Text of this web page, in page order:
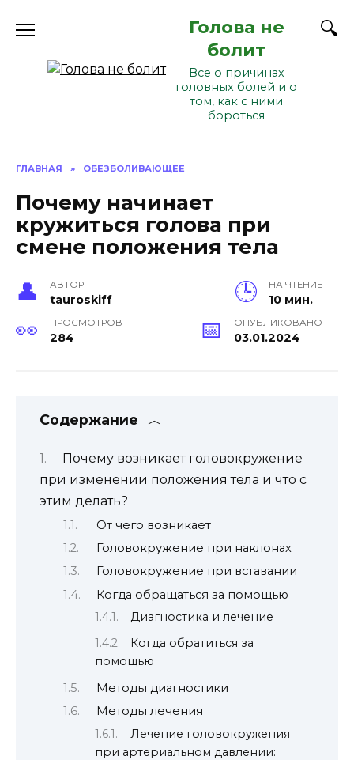
Голова не
болит
Все о причинах
головных болей и о
том, как с ними
бороться
ГЛАВНАЯ » ОБЕЗБОЛИВАЮЩЕЕ
Почему начинает
кружиться голова при
смене положения тела
АВТОР
tauroskiff
НА ЧТЕНИЕ
10 мин.
ПРОСМОТРОВ
284
ОПУБЛИКОВАНО
03.01.2024
Содержание
Почему возникает головокружение
при изменении положения тела и что с
этим делать?
От чего возникает
Головокружение при наклонах
Головокружение при вставании
Когда обращаться за помощью
Диагностика и лечение
Когда обратиться за
помощью
Методы диагностики
Методы лечения
Лечение головокружения
при артериальном давлении: